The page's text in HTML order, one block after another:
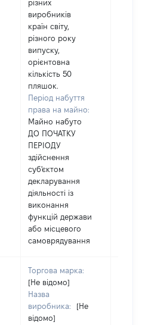
різних
виробників
країн світу,
різного року
випуску,
орієнтовна
кількість 50
пляшок.
Період набуття
права на майно:
Майно набуто
ДО ПОЧАТКУ
ПЕРІОДУ
здійснення
суб'єктом
декларування
діяльності із
виконання
функцій держави
або місцевого
самоврядування
Торгова марка:
[Не відомо]
Назва
виробника:
[Не
відомо]